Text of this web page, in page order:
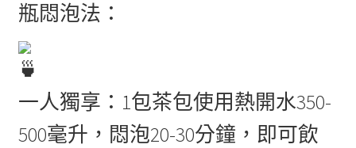
瓶悶泡法：
一人獨享：1包茶包使用熱開水350-
500毫升，悶泡20-30分鐘，即可飲